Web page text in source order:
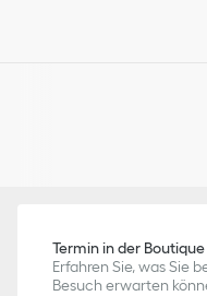
Termin in der Boutique
Erfahren Sie, was Sie
Besuch erwarten